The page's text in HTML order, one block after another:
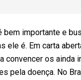
importante e
ele é. Em carta
convencer os
pela doença. No